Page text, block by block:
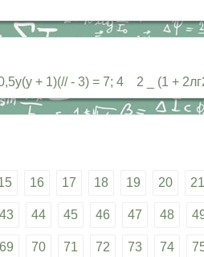
+ 1)(// - 3) = 7; 4 2 _ (1 +
16 17 18 19 20 21
43 44 45 46 47 48
69 70 71 72 73 74